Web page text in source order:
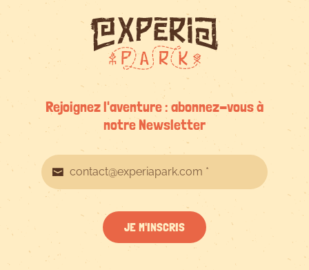
Rejoignez l'aventure : abonnez-vous à
notre Newsletter
JE M'INSCRIS